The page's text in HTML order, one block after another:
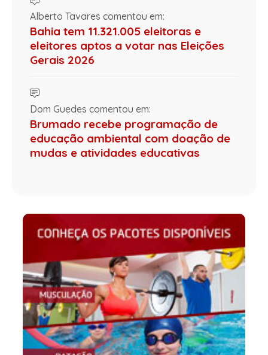
Alberto Tavares comentou em:
Bahia tem 11.321.005 eleitoras e
eleitores aptos a votar nas Eleições
Gerais 2026
Dom Guedes comentou em:
Brumado recebe programação de
educação ambiental com doação de
mudas e atividades educativas